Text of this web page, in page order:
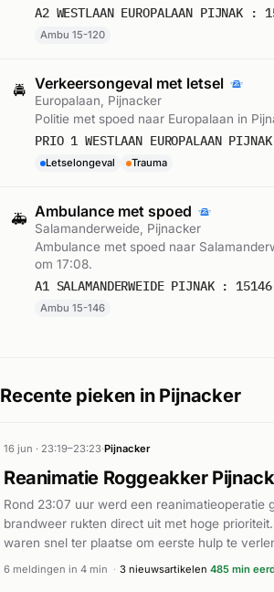
A2 WESTLAAN EUROPALAAN PIJNAK :
Ambu 15-120
🚔 Verkeersongeval met letsel
Europalaan, Pijnacker
Politie met spoed naar Europalaan in
PRIO 1 WESTLAAN EUROPALAAN PIJNAK
Letselongeval Trauma
🚑 Ambulance met spoed
Salamanderweide, Pijnacker
Ambulance met spoed naar
om 17:08.
A1 SALAMANDERWEIDE PIJNAK : 15146
Ambu 15-146
Recente pieken in Pijnacker
16 jun · 23:19–23:23·Pijnacker
Reanimatie Roggeakker
Rond 23:07 uur werd een reanimatieoperatie
brandweer rukten direct uit met hoge
waren snel ter plaatse om eerste hulp te
uitgevoerd door de brandweer, wat
6 meldingen in 4 min · 3 nieuwsartikelen 485 min